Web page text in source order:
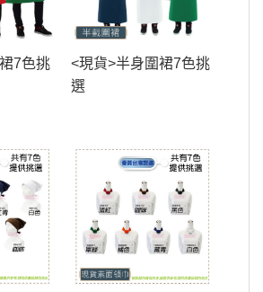
7色挑
<現貨>半身圍裙7色挑
選